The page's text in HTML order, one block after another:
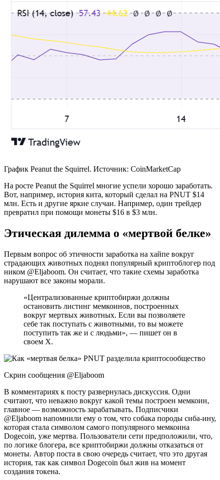
График Peanut the Squirrel. Источник: CoinMarketCap
На росте Peanut the Squirrel многие успели хорошо заработать.
Вот, например, история кита, который сделал на PNUT $14
млн. Есть и другие яркие случаи. Например, один трейдер
превратил при помощи монеты $16 в $3 млн.
Этическая дилемма о «мертвой белке»
Первым вопрос об этичности заработка на хайпе вокруг
страдающих животных поднял популярный криптоблогер под
ником @Eljaboom. Он считает, что такие схемы заработка
нарушают все законы морали.
«Централизованные криптобиржи должны
остановить листинг мемкоинов, построенных
вокруг мертвых животных. Если вы позволяете
себе так поступать с животными, то вы можете
поступить так же и с людьми», — пишет он в
своем X.
Скрин сообщения @Eljaboom
В комментариях к посту развернулась дискуссия. Одни
считают, что неважно вокруг какой темы построен мемкоин,
главное — возможность зарабатывать. Подписчики
@Eljaboom напомнили ему о том, что собака породы сиба-ину,
которая стала символом самого популярного мемкоина
Dogecoin, уже мертва. Пользователи сети предположили, что,
по логике блогера, все криптобиржи должны отказаться от
монеты. Автор поста в свою очередь считает, что это другая
история, так как символ Dogecoin был жив на момент
создания токена.